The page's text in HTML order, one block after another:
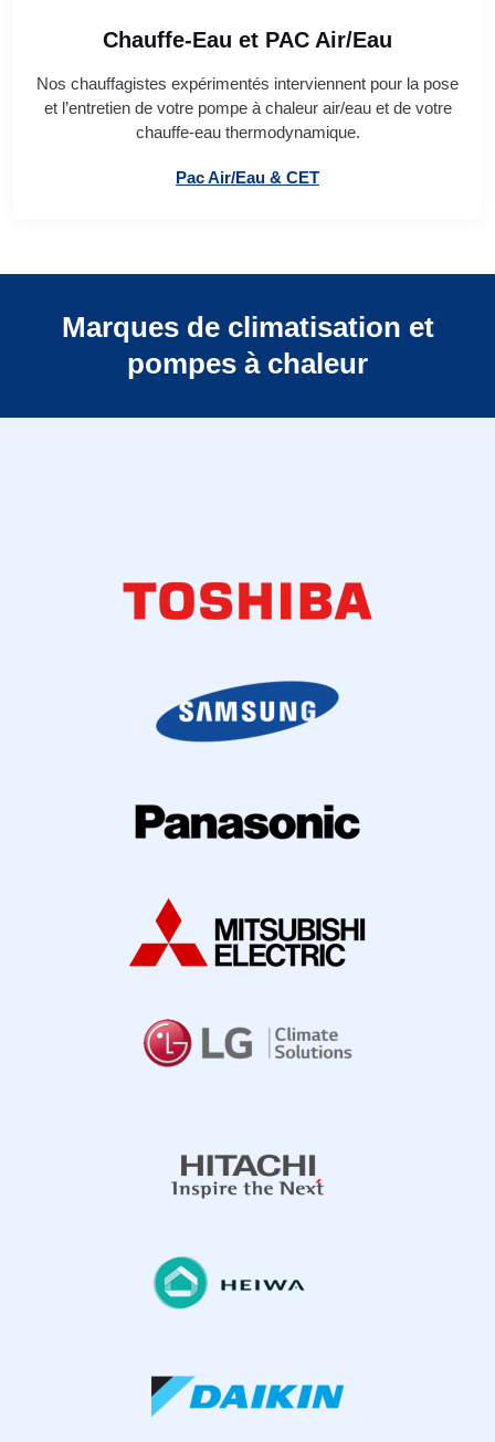
Chauffe-Eau et PAC Air/Eau
Nos chauffagistes expérimentés interviennent pour la pose
et l’entretien de votre pompe à chaleur air/eau et de votre
chauffe-eau thermodynamique.
Pac Air/Eau & CET
Marques de climatisation et
pompes à chaleur